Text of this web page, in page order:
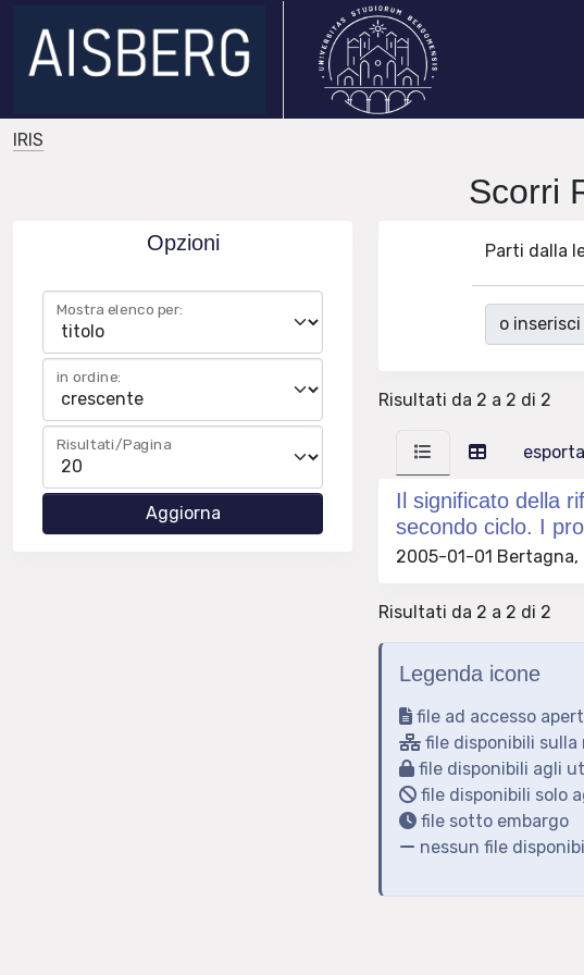
IRIS
Scorri
Opzioni
Mostra elenco per:
in ordine:
Risultati/Pagina
Parti dalla
o
Risultati da 2 a 2 di 2
Il significato della
secondo ciclo. I
2005-01-01 Bertagna,
Risultati da 2 a 2 di 2
Legenda icone
file ad accesso
file disponibili
file disponibili agli
file disponibili solo
file sotto embargo
nessun file